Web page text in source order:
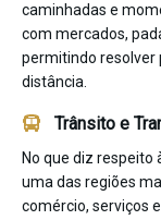
caminhadas e
com mercados,
permitindo resolver
distância.
Trânsito e
No que diz respeito
uma das regiões
comércio, serviços